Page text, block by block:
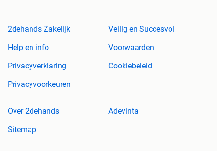
2dehands Zakelijk
Veilig en Succesvol
Help en info
Voorwaarden
Privacyverklaring
Cookiebeleid
Privacyvoorkeuren
Over 2dehands
Adevinta
Sitemap